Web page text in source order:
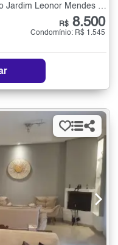
Condomínio Fechado para Alugar no Jardim Leonor Mendes de Barros com 4 quartos - 170 m²
R$ 8.500
Condomínio: R$ 1.545